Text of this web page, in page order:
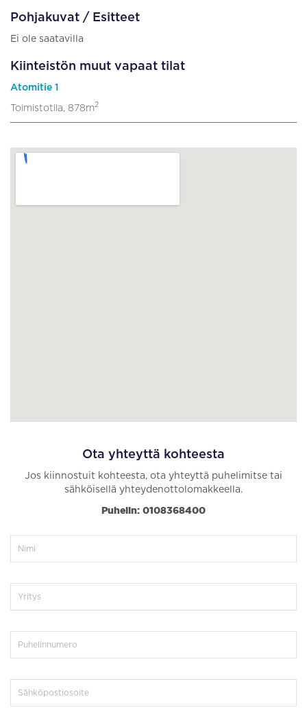
Pohjakuvat / Esitteet
Ei ole saatavilla
Kiinteistön muut vapaat tilat
Atomitie 1
Toimistotila, 878m2
Ota yhteyttä kohteesta
Jos kiinnostuit kohteesta, ota yhteyttä puhelimitse tai
sähköisellä yhteydenottolomakkeella.
Puhelin: 0108368400